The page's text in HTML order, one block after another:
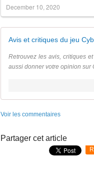
December 10, 2020
Avis et critiques du jeu
Retrouvez les avis, critiques
aussi donner votre opinion sur
Voir les commentaires
Partager cet article